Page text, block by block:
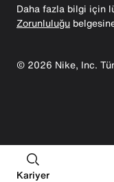
Daha fazla bilgi için
Zorunluluğu
© 2026 Nike, Inc.
Kariyer